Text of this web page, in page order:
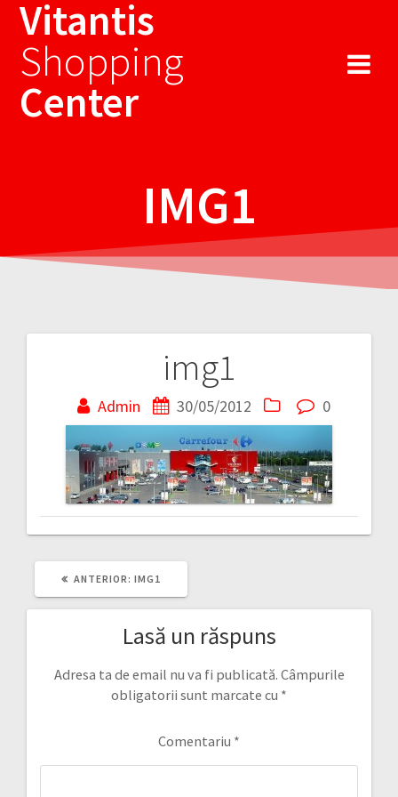
Vitantis
Shopping
Center
IMG1
img1
Admin 30/05/2012 0
articole
ANTERIOR: ARTICOLUL
IMG1
Lasă un răspuns
Adresa ta de email nu va fi publicată. Câmpurile
obligatorii sunt marcate cu *
Comentariu *